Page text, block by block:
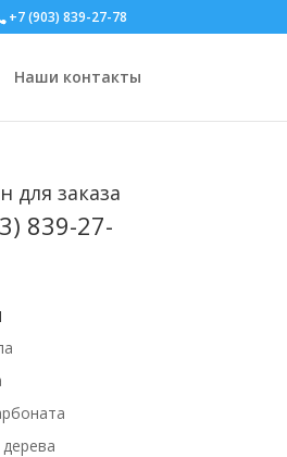
+7 (903) 839-27-78
Наши контакты
для заказа
839-27-